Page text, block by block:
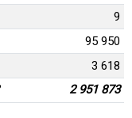
9
95 950
3 618
2 951 873